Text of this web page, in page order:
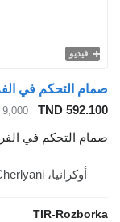
فيديو
TND
UAH 9,000
التحكم في الفرامل
أوكرانيا، Cherlyani
TIR-